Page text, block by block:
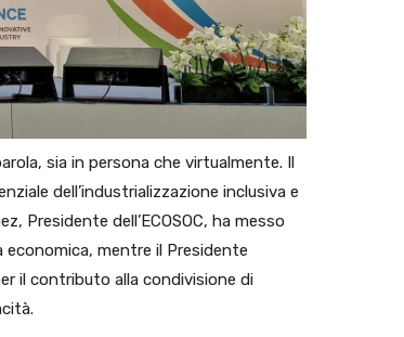
sia in persona che virtualmente. Il
dell’industrializzazione inclusiva e
Presidente dell’ECOSOC, ha messo
economica, mentre il Presidente
il contributo alla condivisione di